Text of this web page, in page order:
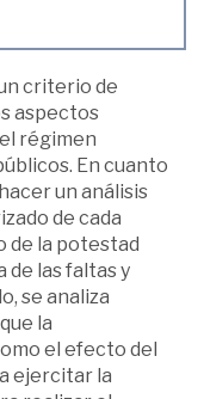
criterio de
aspectos
régimen
En cuanto
un análisis
de cada
de la potestad
de las faltas y
se analiza
la
el efecto del
ejercitar la